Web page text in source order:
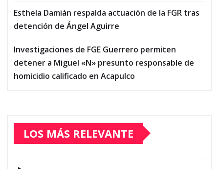
Esthela Damián respalda actuación de la FGR tras
detención de Ángel Aguirre
Investigaciones de FGE Guerrero permiten
detener a Miguel «N» presunto responsable de
homicidio calificado en Acapulco
LOS MÁS RELEVANTE